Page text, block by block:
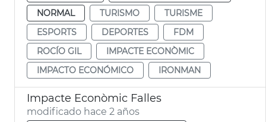
NORMAL
TURISMO
TURISME
ESPORTS
DEPORTES
FDM
ROCÍO GIL
IMPACTE ECONÒMIC
IMPACTO ECONÓMICO
IRONMAN
Impacte Econòmic Falles
modificado hace 2 años